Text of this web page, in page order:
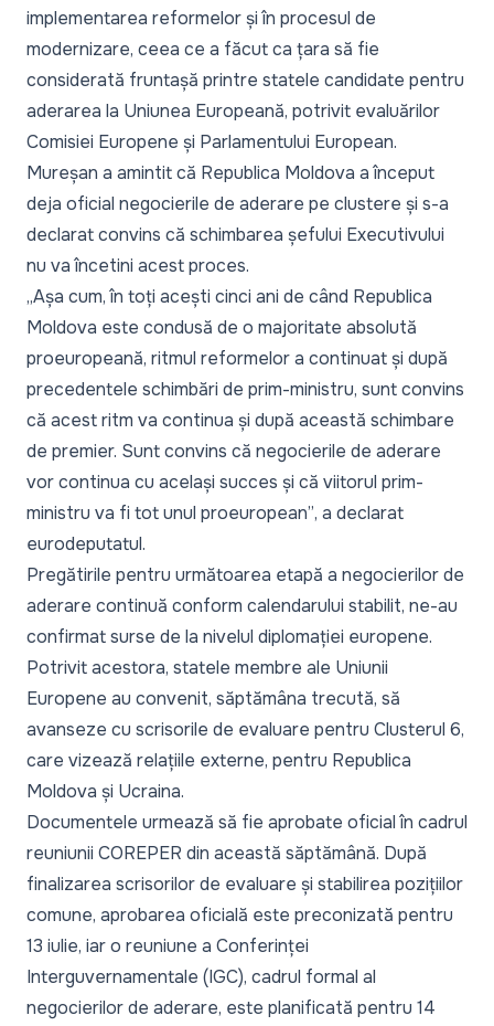
implementarea reformelor și în procesul de
modernizare, ceea ce a făcut ca țara să fie
considerată fruntașă printre statele candidate pentru
aderarea la Uniunea Europeană, potrivit evaluărilor
Comisiei Europene și Parlamentului European.
Mureșan a amintit că Republica Moldova a început
deja oficial negocierile de aderare pe clustere și s-a
declarat convins că schimbarea șefului Executivului
nu va încetini acest proces.
„Așa cum, în toți acești cinci ani de când Republica
Moldova este condusă de o majoritate absolută
proeuropeană, ritmul reformelor a continuat și după
precedentele schimbări de prim-ministru, sunt convins
că acest ritm va continua și după această schimbare
de premier. Sunt convins că negocierile de aderare
vor continua cu același succes și că viitorul prim-
ministru va fi tot unul proeuropean”, a declarat
eurodeputatul.
Pregătirile pentru următoarea etapă a negocierilor de
aderare continuă conform calendarului stabilit, ne-au
confirmat surse de la nivelul diplomației europene.
Potrivit acestora, statele membre ale Uniunii
Europene au convenit, săptămâna trecută, să
avanseze cu scrisorile de evaluare pentru Clusterul 6,
care vizează relațiile externe, pentru Republica
Moldova și Ucraina.
Documentele urmează să fie aprobate oficial în cadrul
reuniunii COREPER din această săptămână. După
finalizarea scrisorilor de evaluare și stabilirea pozițiilor
comune, aprobarea oficială este preconizată pentru
13 iulie, iar o reuniune a Conferinței
Interguvernamentale (IGC), cadrul formal al
negocierilor de aderare, este planificată pentru 14